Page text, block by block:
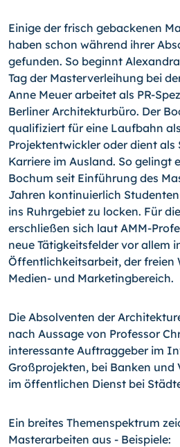
Einige der frisch gebackenen
haben schon während ihrer
gefunden. So beginnt
Tag der Masterverleihung bei
Anne Meuer arbeitet als PR-
Berliner Architekturbüro. Der
qualifiziert für eine Laufbahn
Projektentwickler oder dient
Karriere im Ausland. So gelingt
Bochum seit Einführung des
Jahren kontinuierlich
ins Ruhrgebiet zu locken. Für
erschließen sich laut AMM-
neue Tätigkeitsfelder vor allem
Öffentlichkeitsarbeit, der freien
Medien- und Marketingbereich.
Die Absolventen der
nach Aussage von Professor
interessante Auftraggeber im
Großprojekten, bei Banken und
im öffentlichen Dienst bei
Ein breites Themenspektrum
Masterarbeiten aus - Beispiele: